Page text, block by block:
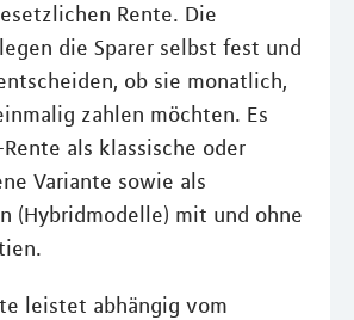
Rente. Die
die Sparer selbst fest und
ob sie monatlich,
zahlen möchten. Es
als klassische oder
Variante sowie als
(Hybridmodelle) mit und ohne
leistet abhängig vom